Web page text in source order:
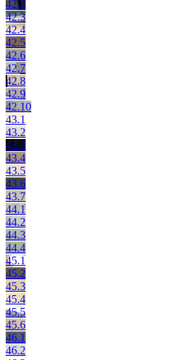
42.2
42.3
42.4
42.5
42.6
42.7
42.8
42.9
42.10
43.1
43.2
43.3
43.4
43.5
43.6
43.7
44.1
44.2
44.3
44.4
45.1
45.2
45.3
45.4
45.5
45.6
46.1
46.2